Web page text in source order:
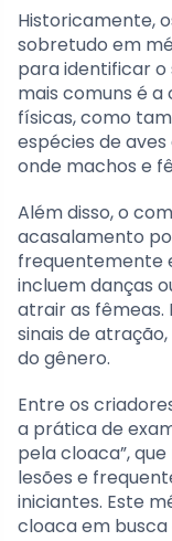
Historicamente,
sobretudo em
para identificar o
mais comuns é
físicas, como
espécies de
onde machos e
Além disso, o
acasalamento
frequentemente
incluem danças
atrair as fêmeas.
sinais de
do gênero.
Entre os
a prática de
pela cloaca”,
lesões e
iniciantes. Este
cloaca em busca